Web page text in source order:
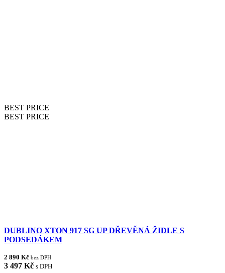
BEST PRICE
BEST PRICE
DUBLINO XTON 917 SG UP DŘEVĚNÁ ŽIDLE S
PODSEDÁKEM
2 890 Kč bez DPH
3 497 Kč s DPH